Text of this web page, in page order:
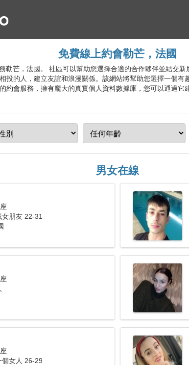
免費線上約會勒芒，法國
勒芒，法國。 社區可以幫助您選擇合適的合作夥伴並結交
投的人，建立友誼和浪漫關係。該網站將幫助您選擇一個
約會服務，擁有龐大的真實個人資料數據庫，您可以通過
男女在線
朋友 22-31
個女人 26-29